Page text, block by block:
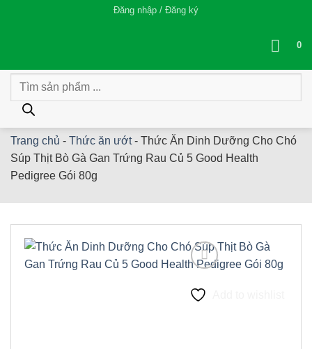
Đăng nhập / Đăng ký
0
kiếm
sản
Trang chủ - Thức ăn ướt- Thức Ăn Dinh Dưỡng Cho Chó
Súp Thịt Bò Gà Gan Trứng Rau Củ 5 Good Health
Pedigree Gói 80g